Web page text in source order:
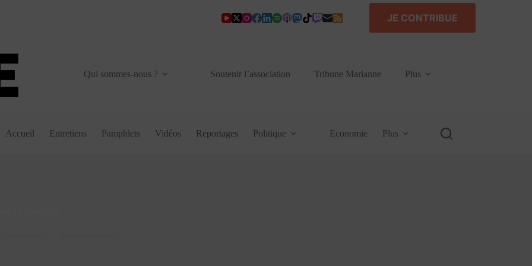
JE CONTRIBUE
Qui sommes-nous ? Soutenir l’association Tribune Marianne Plus
Accueil Entretiens Pamphlets Vidéos Reportages Politique Economie Plus